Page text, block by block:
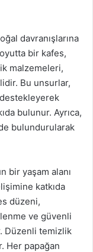
davranışlarına
bir kafes,
malzemeleri,
Bu unsurlar,
destekleyerek
bulunur. Ayrıca,
bulundurularak
bir yaşam alanı
katkıda
düzeni,
ve güvenli
Düzenli temizlik
Her papağan